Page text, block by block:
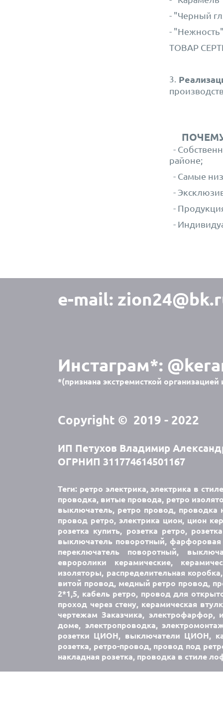
- "Черный
-
ТОВАР
3.
-
районе;
- Самые
-
-
-
e-mail:
Инстаграм*:
*(признана экстремисткой
Copyright © 2019 - 2022
ИП Петухов Владимир
ОГРНИП 311774614501167
Теги: ретро электрика, электрика в
проводка, витые провода, ретро
выключатель, ретро провод, проводка
провод ретро, электрика цион, цион
розетка купить, розетка ретро,
выключатель поворотный,
переключатель поворотный,
евроролики керамические,
изоляторы, распределительная
витой провод, медный ретро провод,
2*1,5, кабель ретро, провод для
проход через стену, керамическая
чертежам Заказчика, электрофарфор,
доме, электропроводка,
розетки ЦИОН, выключатели ЦИОН,
розетка, ретро-провод, провод под
накладная розетка, проводка в стиле